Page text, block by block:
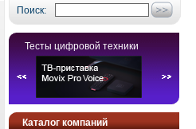
Поиск:
Тесты цифровой техники
Каталог компаний